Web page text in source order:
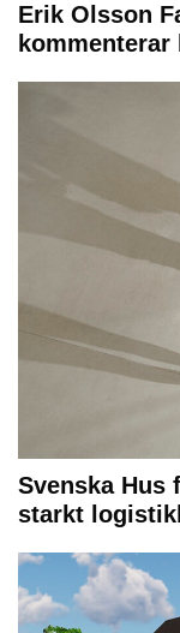
Erik Olsson
Svenska Hus
starkt